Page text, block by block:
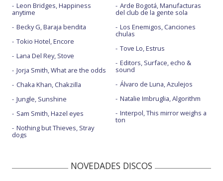
Leon Bridges, Happiness
anytime
Becky G, Baraja bendita
Tokio Hotel, Encore
Lana Del Rey, Stove
Jorja Smith, What are the odds
Chaka Khan, Chakzilla
Jungle, Sunshine
Sam Smith, Hazel eyes
Nothing but Thieves, Stray
dogs
Arde Bogotá, Manufacturas
del club de la gente sola
Los Enemigos, Canciones
chulas
Tove Lo, Estrus
Editors, Surface, echo &
sound
Álvaro de Luna, Azulejos
Natalie Imbruglia, Algorithm
Interpol, This mirror weighs a
ton
NOVEDADES DISCOS